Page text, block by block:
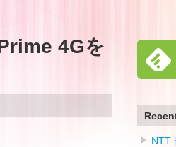
4Gを
NTT